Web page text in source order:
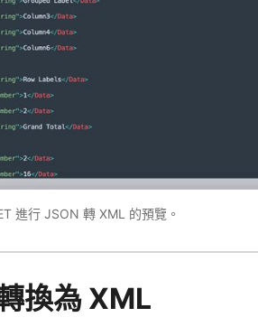
進行 JSON 轉 XML 的預覽。
換為 XML